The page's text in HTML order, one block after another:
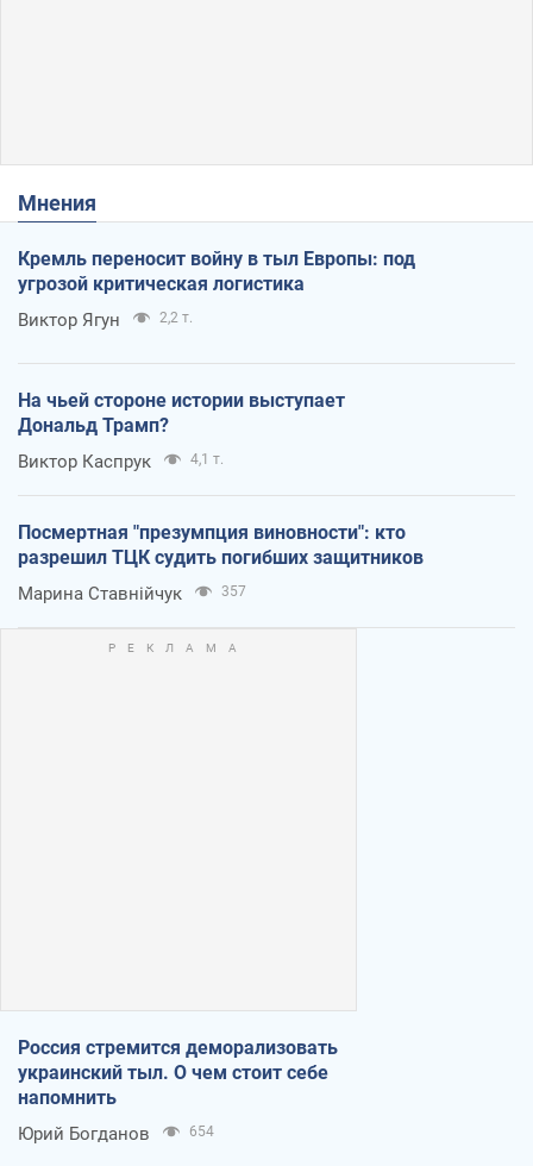
Мнения
Кремль переносит войну в тыл Европы: под
угрозой критическая логистика
Виктор Ягун 2,2 т.
На чьей стороне истории выступает
Дональд Трамп?
Виктор Каспрук 4,1 т.
Посмертная "презумпция виновности": кто
разрешил ТЦК судить погибших защитников
Марина Ставнійчук 357
Россия стремится деморализовать
украинский тыл. О чем стоит себе
напомнить
Юрий Богданов 654